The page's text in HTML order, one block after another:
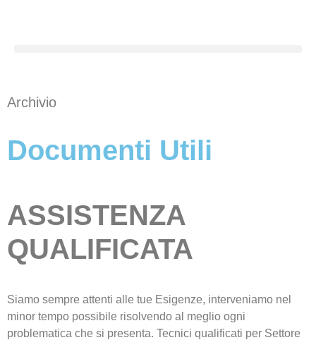
Archivio
Documenti Utili
ASSISTENZA
QUALIFICATA
Siamo sempre attenti alle tue Esigenze, interveniamo nel
minor tempo possibile risolvendo al meglio ogni
problematica che si presenta. Tecnici qualificati per Settore